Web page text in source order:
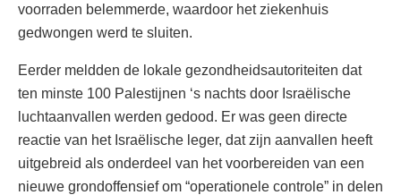
voorraden belemmerde, waardoor het ziekenhuis
gedwongen werd te sluiten.
Eerder meldden de lokale gezondheidsautoriteiten dat
ten minste 100 Palestijnen ‘s nachts door Israëlische
luchtaanvallen werden gedood. Er was geen directe
reactie van het Israëlische leger, dat zijn aanvallen heeft
uitgebreid als onderdeel van het voorbereiden van een
nieuwe grondoffensief om “operationele controle” in delen